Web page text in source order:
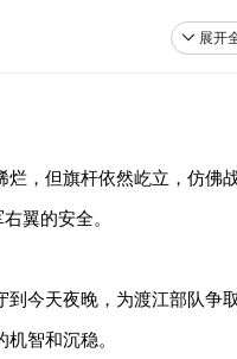
展开
，但旗杆依然屹立，仿佛
翼的安全。
今天夜晚，为渡江部队争
智和沉稳。